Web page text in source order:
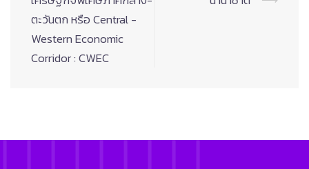
ตะวันตก หรือ Central -
Western Economic
Corridor : CWEC